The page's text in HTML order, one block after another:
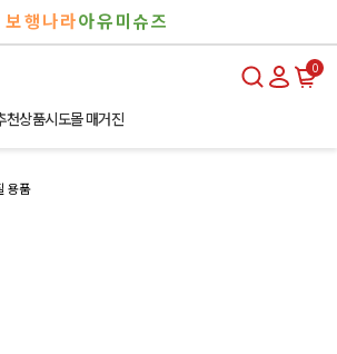
보행나라아유미슈즈
0
천상품시도몰 매거진
용품